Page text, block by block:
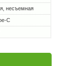
несъемная
C